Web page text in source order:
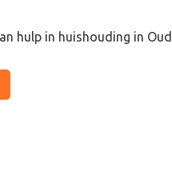
hulp in huishouding in